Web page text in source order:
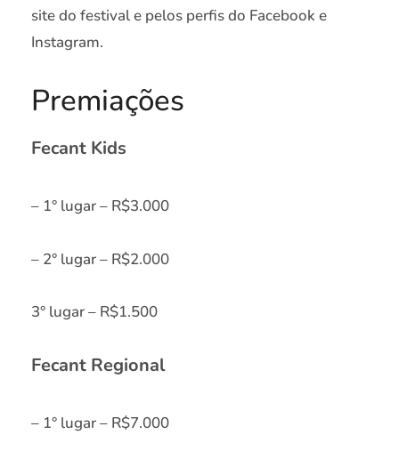
site do festival e pelos perfis do Facebook e
Instagram.
Premiações
Fecant Kids
– 1° lugar – R$3.000
– 2° lugar – R$2.000
3° lugar – R$1.500
Fecant Regional
– 1° lugar – R$7.000